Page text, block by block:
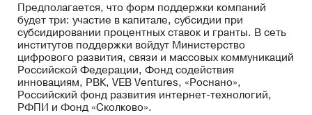
Предполагается, что форм поддержки компаний
будет три: участие в капитале, субсидии при
субсидировании процентных ставок и гранты. В сеть
институтов поддержки войдут Министерство
цифрового развития, связи и массовых коммуникаций
Российской Федерации, Фонд содействия
инновациям, РВК, VEB Ventures, «Роснано»,
Российский фонд развития интернет-технологий,
РФПИ и Фонд «Сколково».